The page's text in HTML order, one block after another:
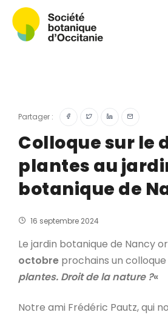
Herbier PCPR
Ressources
Actualités et calendrier
Contact
Partager :
Colloque sur le
plantes au
botanique de
16 septembre 2024
Le jardin botanique de Nancy
octobre prochains un
plantes. Droit de la nature ?«
Notre ami Frédéric Pautz, qui